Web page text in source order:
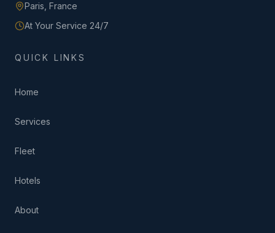
Paris, France
At Your Service 24/7
QUICK LINKS
Home
Services
Fleet
Hotels
About